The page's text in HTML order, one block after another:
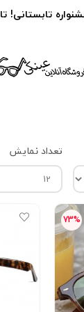
تعداد نمایش
73%
تابستانی! تا ۷۵٪ تخفیف